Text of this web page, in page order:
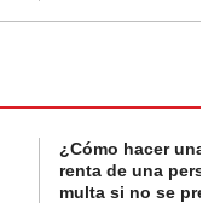
¿Cómo hacer una
renta de una
multa si no se